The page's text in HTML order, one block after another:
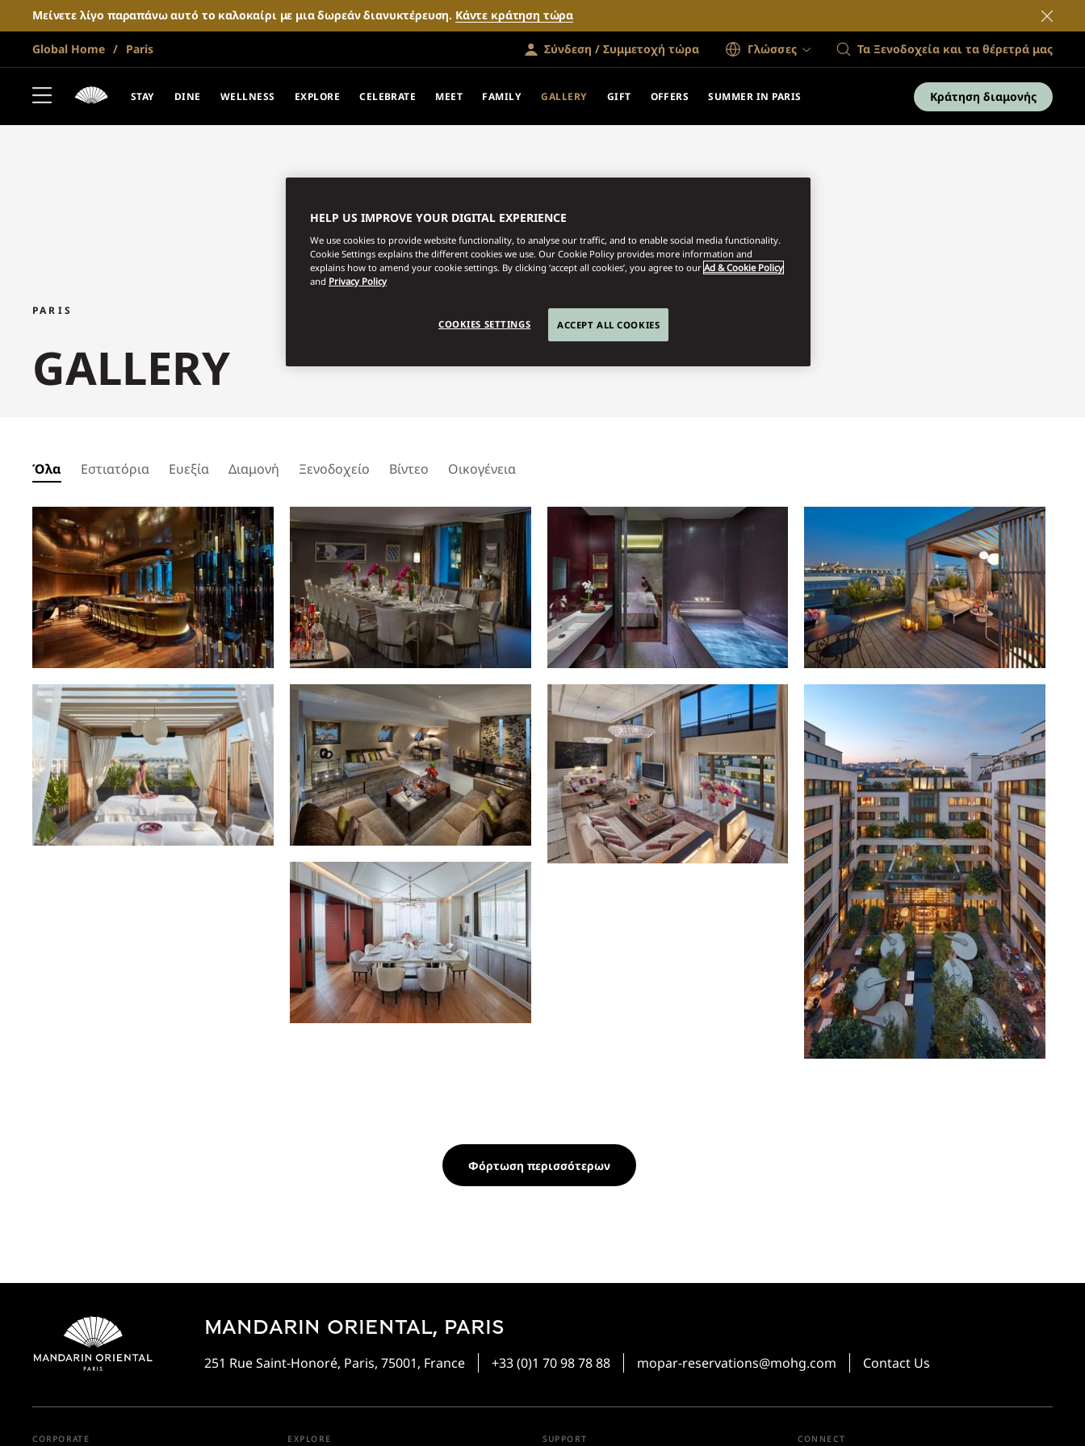
Μείνετε λίγο παραπάνω αυτό το καλοκαίρι με μια δωρεάν διανυκτέρευση. Κάντε κράτηση τώρα
Global Home Paris Σύνδεση / Συμμετοχή τώρα Γλώσσες Τα Ξενοδοχεία και τα θέρετρά μας
STAY DINE WELLNESS EXPLORE CELEBRATE MEET FAMILY GALLERY GIFT OFFERS SUMMER IN PARIS Κράτηση διαμονής
PARIS
GALLERY
Όλα Εστιατόρια Ευεξία Διαμονή Ξενοδοχείο Βίντεο Οικογένεια
Φόρτωση περισσότερων
MANDARIN ORIENTAL, PARIS
251 Rue Saint-Honoré, Paris, 75001, France +33 (0)1 70 98 78 88 mopar-reservations@mohg.com Contact Us
CORPORATE EXPLORE SUPPORT CONNECT
HELP US IMPROVE YOUR DIGITAL EXPERIENCE
We use cookies to provide website functionality, to analyse our traffic, and to enable social media functionality.
Cookie Settings explains the different cookies we use. Our Cookie Policy provides more information and
explains how to amend your cookie settings. By clicking ‘accept all cookies’, you agree to our Ad & Cookie Policy
and Privacy Policy
COOKIES SETTINGS ACCEPT ALL COOKIES